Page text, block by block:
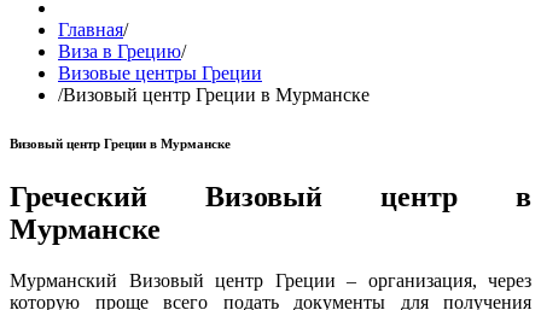
Главная/
Виза в Грецию/
Визовые центры Греции
/Визовый центр Греции в Мурманске
Визовый центр Греции в Мурманске
Греческий Визовый центр в
Мурманске
Мурманский Визовый центр Греции – организация, через
которую проще всего подать документы для получения